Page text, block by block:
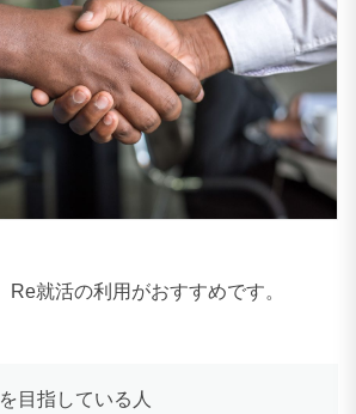
Re就活の利用がおすすめです。
目指している人